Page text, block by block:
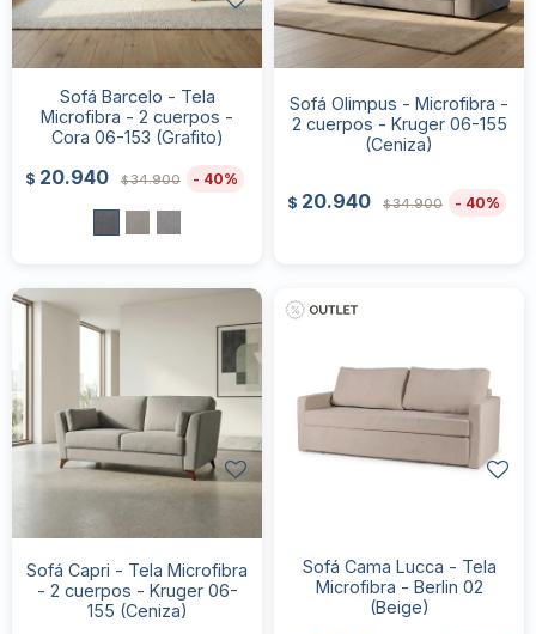
Sofá Barcelo - Tela
Microfibra - 2 cuerpos -
Cora 06-153 (Grafito)
$ 20.940 $34.900 40
Sofá Olimpus - Microfibra -
2 cuerpos - Kruger 06-155
(Ceniza)
$ 20.940 $34.900 40
Sofá Capri - Tela Microfibra
- 2 cuerpos - Kruger 06-
155 (Ceniza)
Sofá Cama Lucca - Tela
Microfibra - Berlin 02
(Beige)